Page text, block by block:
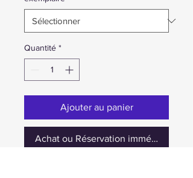
Quantité *
Ajouter au panier
Achat ou Réservation immédiate